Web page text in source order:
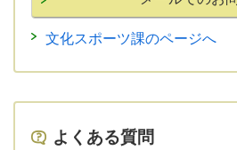
文化スポーツ課のページへ
よくある質問